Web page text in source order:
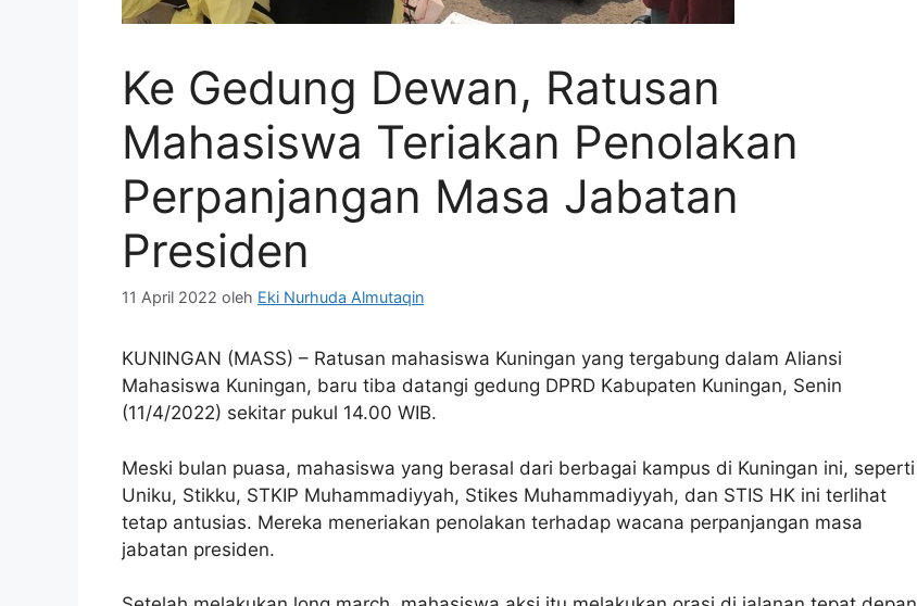
Ke Gedung Dewan, Ratusan
Mahasiswa Teriakan Penolakan
Perpanjangan Masa Jabatan
Presiden
11 April 2022 oleh Eki Nurhuda Almutaqin
KUNINGAN (MASS) – Ratusan mahasiswa Kuningan yang tergabung dalam Aliansi
Mahasiswa Kuningan, baru tiba datangi gedung DPRD Kabupaten Kuningan, Senin
(11/4/2022) sekitar pukul 14.00 WIB.
Meski bulan puasa, mahasiswa yang berasal dari berbagai kampus di Kuningan ini, seperti
Uniku, Stikku, STKIP Muhammadiyyah, Stikes Muhammadiyyah, dan STIS HK ini terlihat
tetap antusias. Mereka meneriakan penolakan terhadap wacana perpanjangan masa
jabatan presiden.